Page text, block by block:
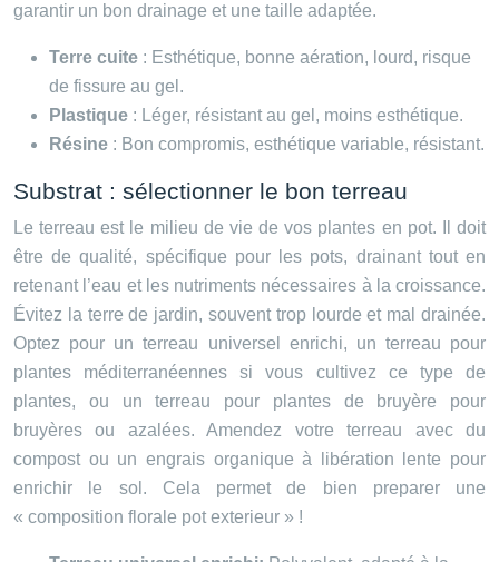
garantir un bon drainage et une taille adaptée.
Terre cuite : Esthétique, bonne aération, lourd, risque
de fissure au gel.
Plastique : Léger, résistant au gel, moins esthétique.
Résine : Bon compromis, esthétique variable, résistant.
Substrat : sélectionner le bon terreau
Le terreau est le milieu de vie de vos plantes en pot. Il doit
être de qualité, spécifique pour les pots, drainant tout en
retenant l’eau et les nutriments nécessaires à la croissance.
Évitez la terre de jardin, souvent trop lourde et mal drainée.
Optez pour un terreau universel enrichi, un terreau pour
plantes méditerranéennes si vous cultivez ce type de
plantes, ou un terreau pour plantes de bruyère pour
bruyères ou azalées. Amendez votre terreau avec du
compost ou un engrais organique à libération lente pour
enrichir le sol. Cela permet de bien preparer une
« composition florale pot exterieur » !